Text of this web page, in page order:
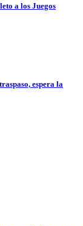
a los Juegos
espera la